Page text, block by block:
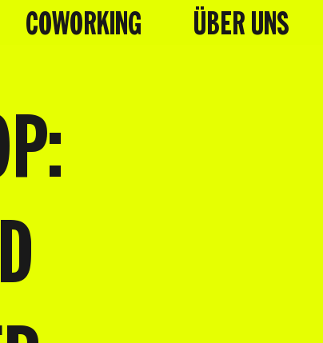
COWORKING ÜBER UNS